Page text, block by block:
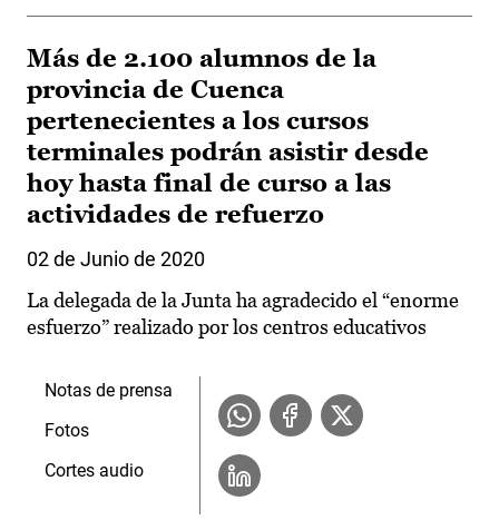
Más de 2.100 alumnos de la
provincia de Cuenca
pertenecientes a los cursos
terminales podrán asistir desde
hoy hasta final de curso a las
actividades de refuerzo
02 de Junio de 2020
La delegada de la Junta ha agradecido el “enorme
esfuerzo” realizado por los centros educativos
Notas de prensa
Fotos
Cortes audio